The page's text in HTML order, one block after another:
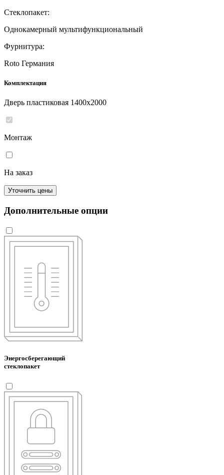
Стеклопакет:
Однокамерный мультифункциональный
Фурнитура:
Roto Германия
Комплектация
Дверь пластиковая 1400x2000
Монтаж
На заказ
Уточнить цены
Дополнительные опции
Энергосберегающий
стеклопакет